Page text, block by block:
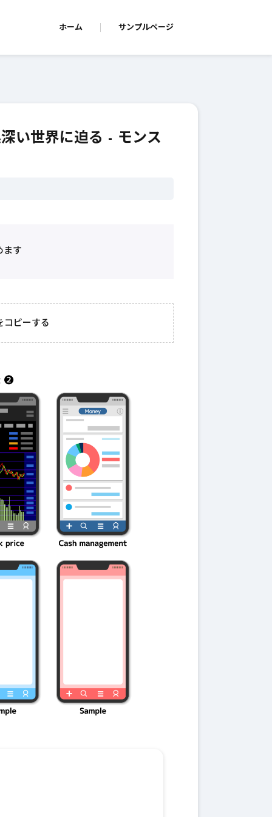
ホーム サンプルページ
きたい
クニッ
ガチャ運がアップする
かも？モンストの都市
い世界に迫る - モンス
ます
コピーする